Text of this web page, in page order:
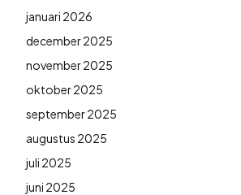
januari 2026
december 2025
november 2025
oktober 2025
september 2025
augustus 2025
juli 2025
juni 2025